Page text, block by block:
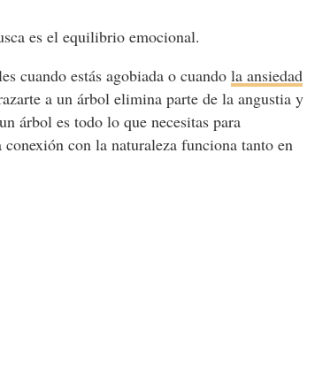
es el equilibrio emocional.
cuando estás agobiada o cuandola ansiedad
a un árbol elimina parte de la angustia y
árbol es todo lo que necesitas para
conexión con la naturaleza funciona tanto en